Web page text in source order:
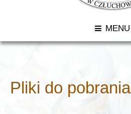
MENU
Pliki do pobrania